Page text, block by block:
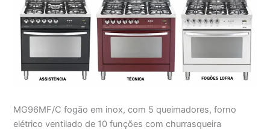
MG96MF/C fogão em inox, com 5 queimadores, forno
elétrico ventilado de 10 funções com churrasqueira